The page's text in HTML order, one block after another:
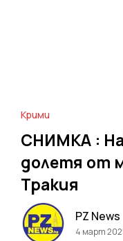
Крими
СНИМКА :
долетя от
Тракия
PZ News
4 март